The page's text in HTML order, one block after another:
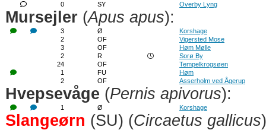
0
SY Overby Lyng
Mursejler (Apus apus):
3 Ø
Korshage
2
OF
Vigersted Mose
3
OF
Høm Mølle
2
R
Sorø By
24
OF
Tempelkrogsøen
1
FU
Høm
2
OF Asserholm ved Ågerup
Hvepsevåge (Pernis apivorus):
1 Ø Korshage
Slangeørn (SU) (Circaetus gallicus